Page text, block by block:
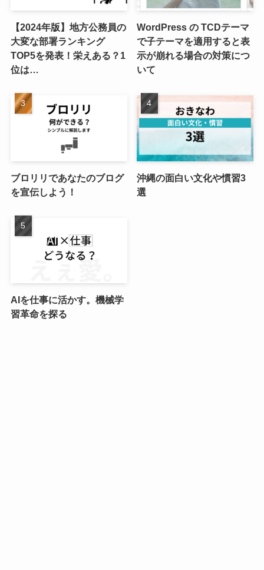
【2024年版】地方公務員の
大変な部署ランキング
TOP5を発表！栄えある？1
位は…
WordPress の TCDテーマ
で子テーマを適用すると表
示が崩れる場合の対策につ
いて
ブロリリであなたのブログ
を宣伝しよう！
沖縄の面白い文化や慣習3
選
AIを仕事に活かす。機械学
習革命を探る